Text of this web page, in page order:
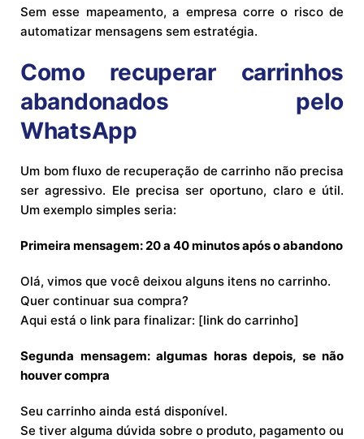
Sem esse mapeamento, a empresa corre o risco de
automatizar mensagens sem estratégia.
Como recuperar carrinhos
abandonados pelo
WhatsApp
Um bom fluxo de recuperação de carrinho não precisa
ser agressivo. Ele precisa ser oportuno, claro e útil.
Um exemplo simples seria:
Primeira mensagem: 20 a 40 minutos após o abandono
Olá, vimos que você deixou alguns itens no carrinho.
Quer continuar sua compra?
Aqui está o link para finalizar: [link do carrinho]
Segunda mensagem: algumas horas depois, se não
houver compra
Seu carrinho ainda está disponível.
Se tiver alguma dúvida sobre o produto, pagamento ou